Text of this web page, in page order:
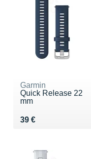
Garmin
Quick Release 22
mm
39 €
Vendu 39 €